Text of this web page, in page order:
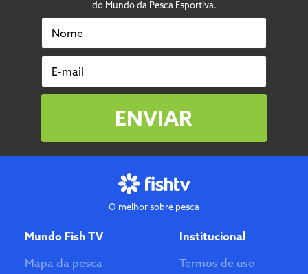
do Mundo da Pesca Esportiva.
Nome
E-mail
ENVIAR
O melhor sobre pesca
Mundo Fish TV
Mapa da pesca
Institucional
Termos de uso